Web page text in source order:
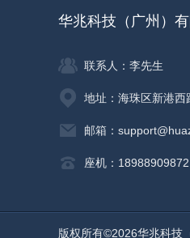
华兆科技（广州）有
联系人：李先生
地址：海珠区新港
邮箱：
座机：18988909872
版权所有©2026华兆科技